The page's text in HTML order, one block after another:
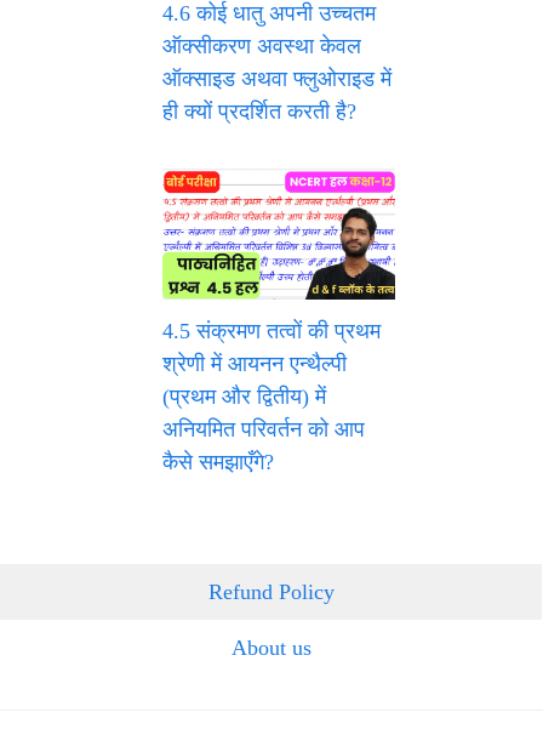
4.6 कोई धातु अपनी उच्चतम
ऑक्सीकरण अवस्था केवल
ऑक्साइड अथवा फ्लुओराइड में
ही क्यों प्रदर्शित करती है?
4.5 संक्रमण तत्वों की प्रथम
श्रेणी में आयनन एन्थैल्पी
(प्रथम और द्वितीय) में
अनियमित परिवर्तन को आप
कैसे समझाएँगे?
Refund Policy
About us